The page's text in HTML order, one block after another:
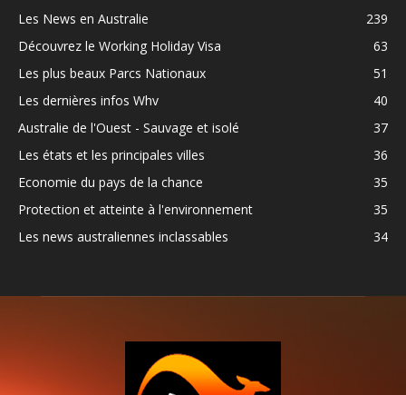
Les News en Australie
239
Découvrez le Working Holiday Visa
63
Les plus beaux Parcs Nationaux
51
Les dernières infos Whv
40
Australie de l'Ouest - Sauvage et isolé
37
Les états et les principales villes
36
Economie du pays de la chance
35
Protection et atteinte à l'environnement
35
Les news australiennes inclassables
34